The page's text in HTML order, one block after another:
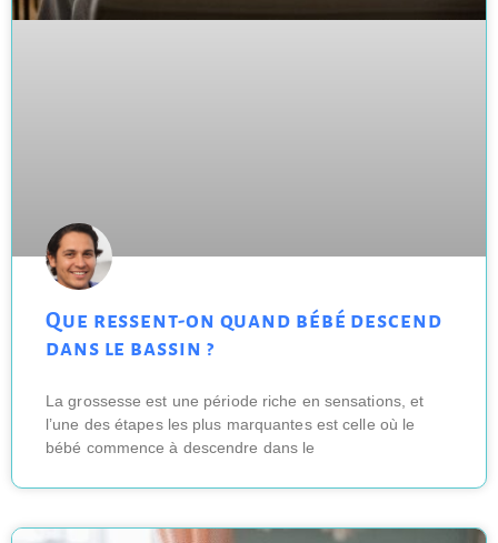
Que ressent-on quand bébé descend
dans le bassin ?
La grossesse est une période riche en sensations, et
l’une des étapes les plus marquantes est celle où le
bébé commence à descendre dans le